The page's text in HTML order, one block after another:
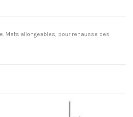
Mats allongeables, pour rehausse des